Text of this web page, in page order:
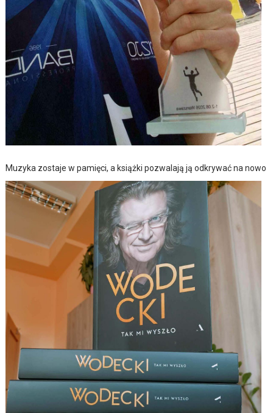
Muzyka zostaje w pamięci, a książki pozwalają ją odkrywać na nowo